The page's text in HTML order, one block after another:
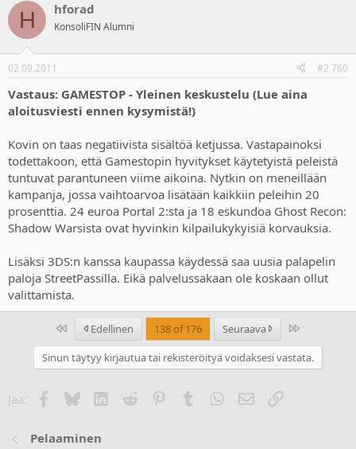
H hforad
KonsoliFIN Alumni
02.09.2011 #2 760
Vastaus: GAMESTOP - Yleinen keskustelu (Lue aina
aloitusviesti ennen kysymistä!)
Kovin on taas negatiivista sisältöä ketjussa. Vastapainoksi
todettakoon, että Gamestopin hyvitykset käytetyistä peleistä
tuntuvat parantuneen viime aikoina. Nytkin on meneillään
kampanja, jossa vaihtoarvoa lisätään kaikkiin peleihin 20
prosenttia. 24 euroa Portal 2:sta ja 18 eskundoa Ghost Recon:
Shadow Warsista ovat hyvinkin kilpailukykyisiä korvauksia.
Lisäksi 3DS:n kanssa kaupassa käydessä saa uusia palapelin
paloja StreetPassilla. Eikä palvelussakaan ole koskaan ollut
valittamista.
Ensimmäinen
Edellinen 138 of 176 Seuraava Last
Sinun täytyy kirjautua tai rekisteröityä voidaksesi vastata.
Jaa: Facebook
BlueskyLinkedIn
Reddit PinterestTumblr WhatsApp
Sähköposti
Linkki
Pelaaminen